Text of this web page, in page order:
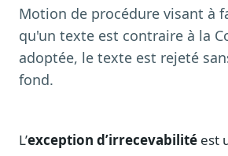
Synthèses IA
Résumés automatiques des dossiers
Veille des matinales radio
9 interviews politiques, analysées avant
Exports & livrables
Motion de procédure visant à
qu'un texte est contraire à la
adoptée, le texte est rejeté
fond.
L’exception d’irrecevabilité est